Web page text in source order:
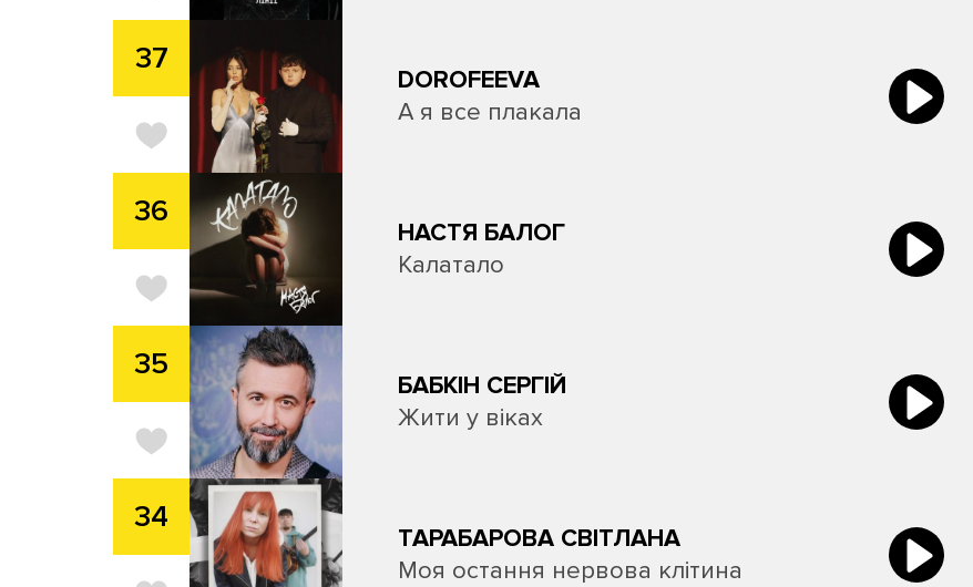
37
DOROFEEVA
А я все плакала
36
НАСТЯ БАЛОГ
Калатало
35
БАБКІН СЕРГІЙ
Жити у віках
34
ТАРАБАРОВА СВІТЛАНА
Моя остання нервова клітина